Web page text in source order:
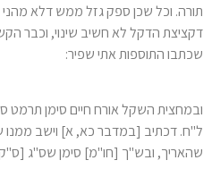
תורה. וכל שכן ספק גזל ממש דלא מהני
דקציצת הדקל לא חשיב שינוי, וכבר
שכתבו התוספות אתי שפיר:
ובמחצית השקל אורח חיים סימן תרמט
ל"ח. דכתיב [במדבר כא, א] וישב ממנו
שהאריך, ובש"ך [חו"מ] סימן שס"ג